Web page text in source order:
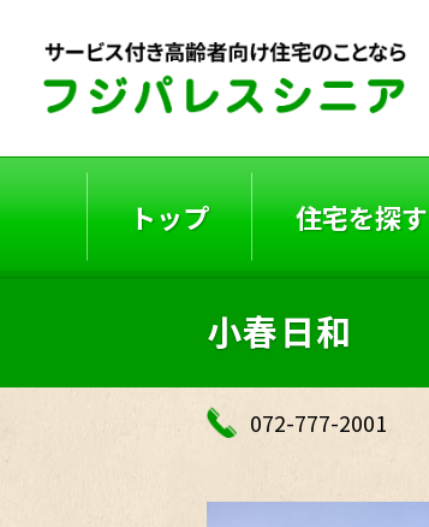
トップ 住宅を探す
小春日和
072-777-2001